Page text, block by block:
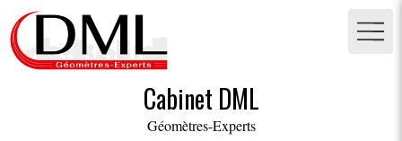
Cabinet DML
Géomètres-Experts